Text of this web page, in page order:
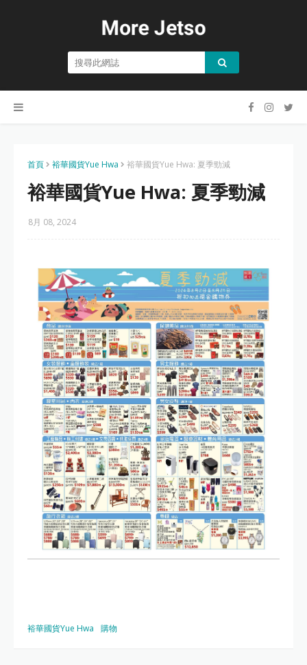
首頁 裕華國貨Yue Hwa 裕華國貨Yue Hwa: 夏季勁減
裕華國貨Yue Hwa: 夏季勁減
8月 08, 2024
裕華國貨Yue Hwa 購物